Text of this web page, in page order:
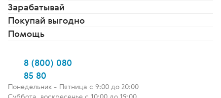
Зарабатывай
Покупай выгодно
Помощь
8 (800) 080
85 80
Понедельник - Пятница c 9:00 до 20:00